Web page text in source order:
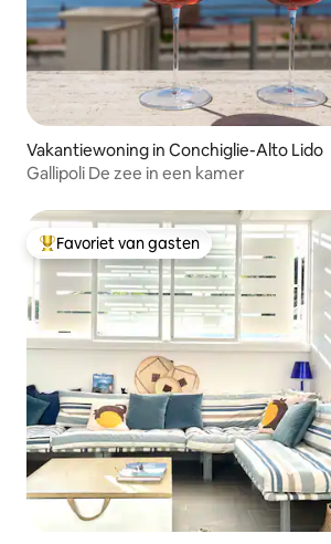
Vakantiewoning in Conchiglie-Alto Lido
Gallipoli De zee in een kamer
Topfavoriet van gasten
Favoriet van gasten